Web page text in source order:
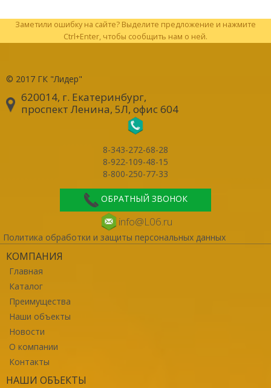
Заметили ошибку на сайте? Выделите предложение и нажмите
Ctrl+Enter, чтобы сообщить нам о ней.
© 2017 ГК "Лидер"
620014, г. Екатеринбург,
проспект Ленина, 5Л, офис 604
8-343-272-68-28
8-922-109-48-15
8-800-250-77-33
ОБРАТНЫЙ ЗВОНОК
info@L06.ru
Политика обработки и защиты персональных данных
КОМПАНИЯ
Главная
Каталог
Преимущества
Наши объекты
Новости
О компании
Контакты
НАШИ ОБЪЕКТЫ